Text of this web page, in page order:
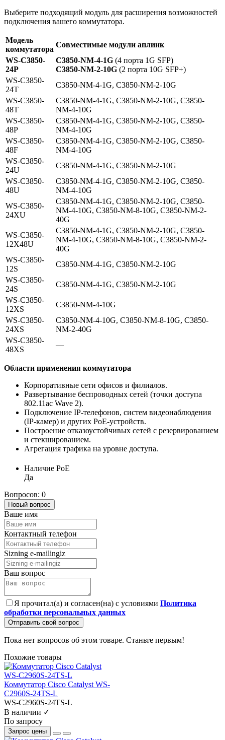
Выберите подходящий модуль для расширения возможностей
подключения вашего коммутатора.
Модель
коммутатора
Совместимые модули аплинк
WS-C3850-
24P
C3850-NM-4-1G (4 порта 1G SFP)
C3850-NM-2-10G (2 порта 10G SFP+)
WS-C3850-
24T
C3850-NM-4-1G, C3850-NM-2-10G
WS-C3850-
48T
C3850-NM-4-1G, C3850-NM-2-10G, C3850-
NM-4-10G
WS-C3850-
48P
C3850-NM-4-1G, C3850-NM-2-10G, C3850-
NM-4-10G
WS-C3850-
48F
C3850-NM-4-1G, C3850-NM-2-10G, C3850-
NM-4-10G
WS-C3850-
24U
C3850-NM-4-1G, C3850-NM-2-10G
WS-C3850-
48U
C3850-NM-4-1G, C3850-NM-2-10G, C3850-
NM-4-10G
WS-C3850-
24XU
C3850-NM-4-1G, C3850-NM-2-10G, C3850-
NM-4-10G, C3850-NM-8-10G, C3850-NM-2-
40G
WS-C3850-
12X48U
C3850-NM-4-1G, C3850-NM-2-10G, C3850-
NM-4-10G, C3850-NM-8-10G, C3850-NM-2-
40G
WS-C3850-
12S
C3850-NM-4-1G, C3850-NM-2-10G
WS-C3850-
24S
C3850-NM-4-1G, C3850-NM-2-10G
WS-C3850-
12XS
C3850-NM-4-10G
WS-C3850-
24XS
C3850-NM-4-10G, C3850-NM-8-10G, C3850-
NM-2-40G
WS-C3850-
48XS
—
Области применения коммутатора
Корпоративные сети офисов и филиалов.
Развертывание беспроводных сетей (точки доступа
802.11ac Wave 2).
Подключение IP-телефонов, систем видеонаблюдения
(IP-камер) и других PoE-устройств.
Построение отказоустойчивых сетей с резервированием
и стекшированием.
Агрегация трафика на уровне доступа.
Наличие PoE
Да
Вопросов: 0
Новый вопрос
Ваше имя
Контактный телефон
Sizning e-mailingiz
Ваш вопрос
Я прочитал(а) и согласен(на) с условиями Политика
обработки персональных данных
Отправить свой вопрос
Пока нет вопросов об этом товаре. Станьте первым!
Похожие товары
Коммутатор Cisco Catalyst WS-
C2960S-24TS-L
WS-C2960S-24TS-L
В наличии ✓
По запросу
Запрос цены